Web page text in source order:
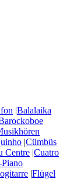
|Balalaika
|Cümbüs
Centre |Cuatro
|Flügel